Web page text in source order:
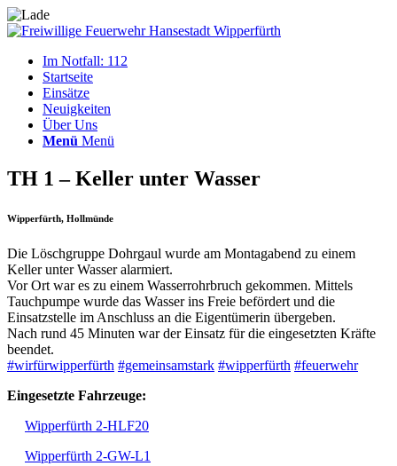
Im Notfall: 112
Startseite
Einsätze
Neuigkeiten
Über Uns
Menü Menü
TH 1 – Keller unter Wasser
Wipperfürth, Hollmünde
Die Löschgruppe Dohrgaul wurde am Montagabend zu einem
Keller unter Wasser alarmiert.
Vor Ort war es zu einem Wasserrohrbruch gekommen. Mittels
Tauchpumpe wurde das Wasser ins Freie befördert und die
Einsatzstelle im Anschluss an die Eigentümerin übergeben.
Nach rund 45 Minuten war der Einsatz für die eingesetzten Kräfte
beendet.
#wirfürwipperfürth #gemeinsamstark #wipperfürth #feuerwehr
Eingesetzte Fahrzeuge:
Wipperfürth 2-HLF20
Wipperfürth 2-GW-L1